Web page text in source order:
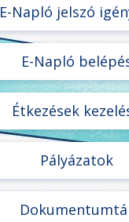
E-Napló jelszó
E-Napló
Étkezések
Pályázatok